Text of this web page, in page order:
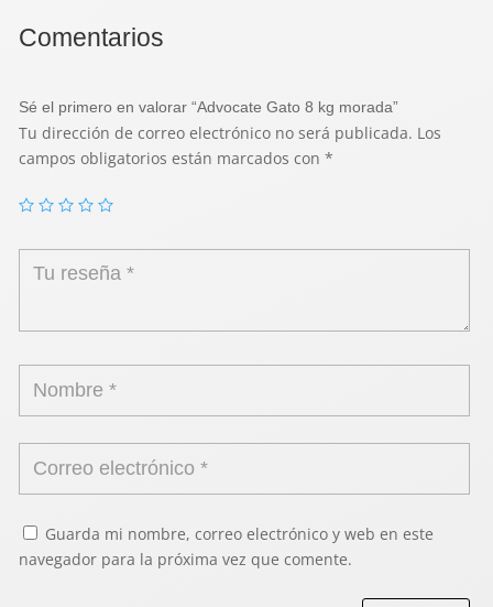
Comentarios
Sé el primero en valorar “Advocate Gato 8 kg morada”
Tu dirección de correo electrónico no será publicada. Los
campos obligatorios están marcados con *
Guarda mi nombre, correo electrónico y web en este
navegador para la próxima vez que comente.